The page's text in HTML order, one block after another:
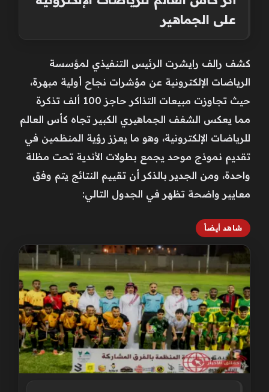
على الجماهير
كشف رالف رايشرت الرئيس التنفيذي لمؤسسة
الرياضات الإلكترونية عن مؤشرات نجاح أولية مبهرة،
حيث تجاوزت مبيعات التذاكر حاجز 100 ألف تذكرة
مما يعكس الشغف الجماهيري الكبير تجاه كأس العالم
للرياضات الإلكترونية، وهو ما يعزز رؤية المنظمين في
تقديم نموذج موحد يجمع بطولات الأندية تحت مظلة
واحدة، ومن الجدير بالذكر أن تقييم النتائج يتم وفق
معايير واضحة تظهر في الجدول التالي:
شاهد أيضاً